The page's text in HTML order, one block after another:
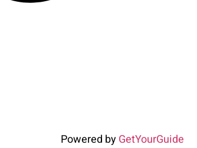
Powered byGetYourGuide